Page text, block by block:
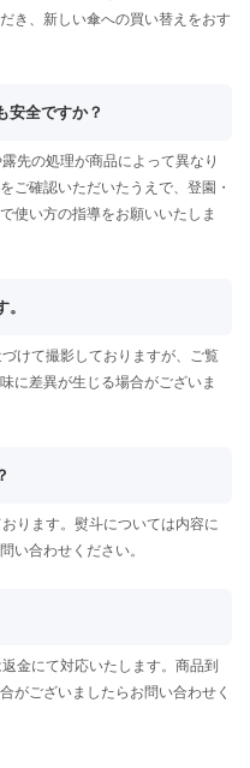
き、新しい傘への買い替えをおす
安全ですか？
先の処理が商品によって異なり
ご確認いただいたうえで、登園・
使い方の指導をお願いいたしま
けて撮影しておりますが、ご覧
に差異が生じる場合がございま
ります。熨斗については内容に
い合わせください。
金にて対応いたします。商品到
がございましたらお問い合わせく